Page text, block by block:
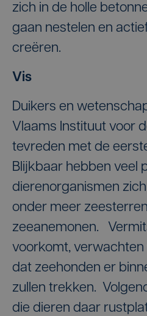
zich in de holle
gaan nestelen en
creëren.
Vis
Duikers en
Vlaams Instituut voor
tevreden met de
Blijkbaar hebben veel
dierenorganismen
onder meer
zeeanemonen.
voorkomt,
dat zeehonden er
zullen trekken.
die dieren daar